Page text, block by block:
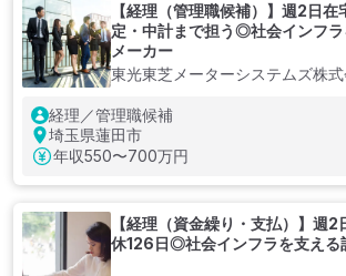
【経理（管理職候補）】週2日
定・中計まで担う◎社会インフ
メーカー
東光東芝メーターシステムズ株
経理／管理職候補
埼玉県蓮田市
年収550〜700万円
【経理（資金繰り・支払）】週
休126日◎社会インフラを支える